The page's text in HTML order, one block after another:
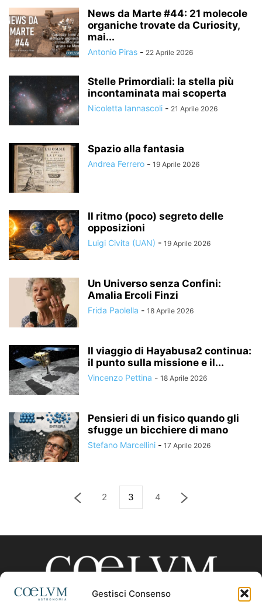
Gestisci Consenso
News da Marte #44: 21 molecole
organiche trovate da Curiosity,
mai...
Antonio Piras - 22 Aprile 2026
Stelle Primordiali: la stella più
incontaminata mai scoperta
Nicoletta Iannascoli - 21 Aprile 2026
Spazio alla fantasia
Andrea Ferrero - 19 Aprile 2026
Il ritmo (poco) segreto delle
opposizioni
Luigi Civita (UAN) - 19 Aprile 2026
Un Universo senza Confini:
Amalia Ercoli Finzi
Frida Paolella - 18 Aprile 2026
Il viaggio di Hayabusa2 continua:
il punto sulla missione e il...
Vincenzo Pettina - 18 Aprile 2026
Pensieri di un fisico quando gli
sfugge un bicchiere di mano
Stefano Marcellini - 17 Aprile 2026
2 3 4